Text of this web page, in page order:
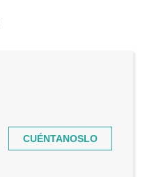
CUÉNTANOSLO